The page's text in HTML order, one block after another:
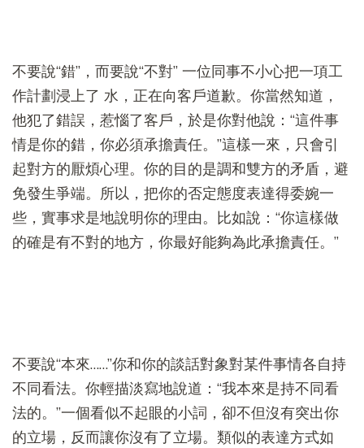
不要說“錯”，而要說“不對” 一位同事不小心把一項工
作計劃浸上了 水，正在向客戶道歉。你當然知道，
他犯了錯誤，惹惱了客戶，於是你對他說：“這件事
情是你的錯，你必須承擔責任。”這樣一來，只會引
起對方的厭煩心理。你的目的是調和雙方的矛盾，避
免發生爭端。所以，把你的否定態度表達得委婉一
些，實事求是地說明你的理由。比如說：“你這樣做
的確是有不對的地方，你最好能夠為此承擔責任。”
不要說“本來……”你和你的談話對象對某件事情各自持
不同看法。你輕描淡寫地說道：“我本來是持不同看
法的。”一個看似不起眼的小詞，卻不但沒有突出你
的立場，反而讓你沒有了立場。類似的表達方式如